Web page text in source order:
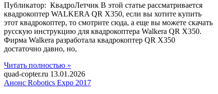
Публикатор: КвадроЛетчик В этой статье рассматривается
квадрокоптер WALKERA QR X350, если вы хотите купить
этот квадрокоптер, то смотрите сюда, а еще вы можете скачать
русскую инструкцию для квадрокоптера Walkera QR X350.
Фирма Walkera разработала квадрокоптер QR X350
достаточно давно, но,
Читать полностью »
quad-copter.ru 13.01.2026
Анонс Robotics Expo 2017